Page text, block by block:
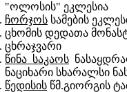
"ოლოსის" ეკლესია
ჩორჯოს სამების
ცხომის დედათა
ცხრაჯვარი
წინა საკაოს
ნაციხარი სხარალსი
წედისის წმ.გიორგის